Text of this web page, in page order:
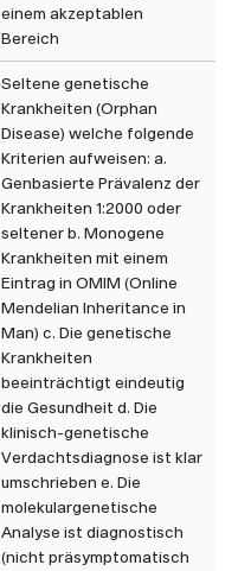
einem akzeptablen
Bereich
Seltene genetische
Krankheiten (Orphan
Disease) welche folgende
Kriterien aufweisen: a.
Genbasierte Prävalenz der
Krankheiten 1:2000 oder
seltener b. Monogene
Krankheiten mit einem
Eintrag in OMIM (Online
Mendelian Inheritance in
Man) c. Die genetische
Krankheiten
beeinträchtigt eindeutig
die Gesundheit d. Die
klinisch-genetische
Verdachtsdiagnose ist klar
umschrieben e. Die
molekulargenetische
Analyse ist diagnostisch
(nicht präsymptomatisch